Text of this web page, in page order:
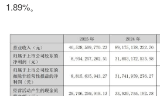
1.89%。